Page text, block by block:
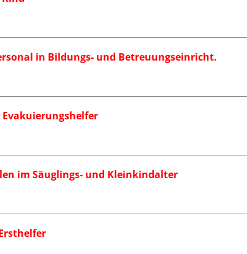
in Bildungs- und Betreuungseinricht.
im Säuglings- und Kleinkindalter